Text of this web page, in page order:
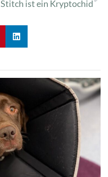
Stitch ist ein Kryptochid